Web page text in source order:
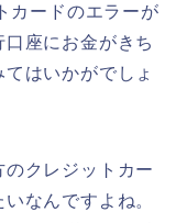
カードのエラーが
座にお金がきち
はいかがでしょ
クレジットカー
なんですよね。